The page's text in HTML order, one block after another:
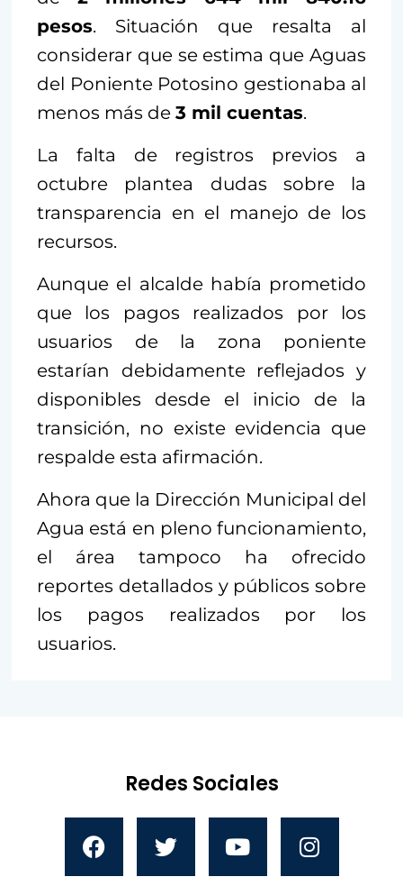
pesos. Situación que resalta al
considerar que se estima que Aguas
del Poniente Potosino gestionaba al
menos más de 3 mil cuentas.
La falta de registros previos a
octubre plantea dudas sobre la
transparencia en el manejo de los
recursos.
Aunque el alcalde había prometido
que los pagos realizados por los
usuarios de la zona poniente
estarían debidamente reflejados y
disponibles desde el inicio de la
transición, no existe evidencia que
respalde esta afirmación.
Ahora que la Dirección Municipal del
Agua está en pleno funcionamiento,
el área tampoco ha ofrecido
reportes detallados y públicos sobre
los pagos realizados por los
usuarios.
Redes Sociales